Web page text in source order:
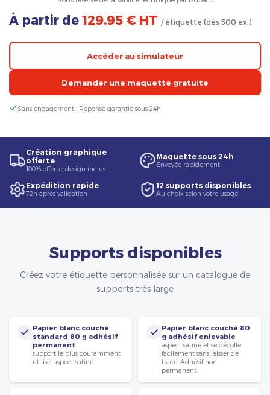
À partir de 129.95 € HT / étiquette (dès 500 ex.)
Accéder au simulateur
Demander une maquette gratuite
Sans engagement · Réponse garantie sous 24h
Création graphique
offerte
100% offerte, design inclus
Maquette sous 24h
Envoyée rapidement
Expédition rapide
72h après validation
12 supports disponibles
Au choix selon votre usage
Supports disponibles
Créez votre étiquette personnalisée sur un catalogue de
supports très large
Papier blanc couché
standard 80 g adhésif
permanent
support le plus couramment
utilisé, aspect satiné.
Papier blanc couché 80
g adhésif enlevable
aspect satiné et se décolle
facilement sans laisser de
trace. Adhésif non
permanent.